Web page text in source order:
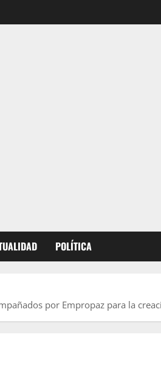
POLÍTICA
por Empropaz para la